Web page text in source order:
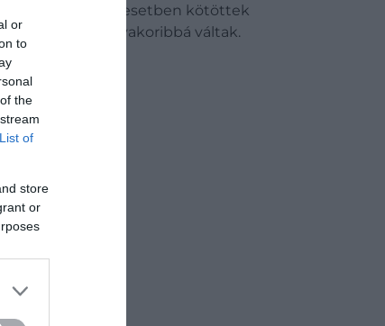
or
to
the
of
store
or
egyre több esetben kötöttek
szintén egyre gyakoribbá váltak.